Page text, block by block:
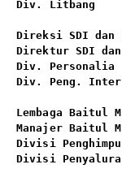
Div. Litbang
Direksi SDI dan
Direktur SDI
Div. Personalia
Div. Peng.
Lembaga Baitul
Manajer Baitul
Divisi
Divisi